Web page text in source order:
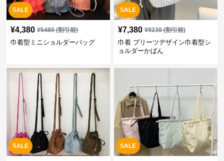
SALE
¥4,380 ¥5480(割引前)
巾着型ミニショルダーバッグ
SALE
¥7,380 ¥9230(割引前)
巾着 プリーツデザイン巾着型シ
ョルダーかばん
SALE SALE